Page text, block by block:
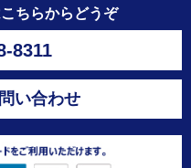
ちらからどうぞ
8311
い合わせ